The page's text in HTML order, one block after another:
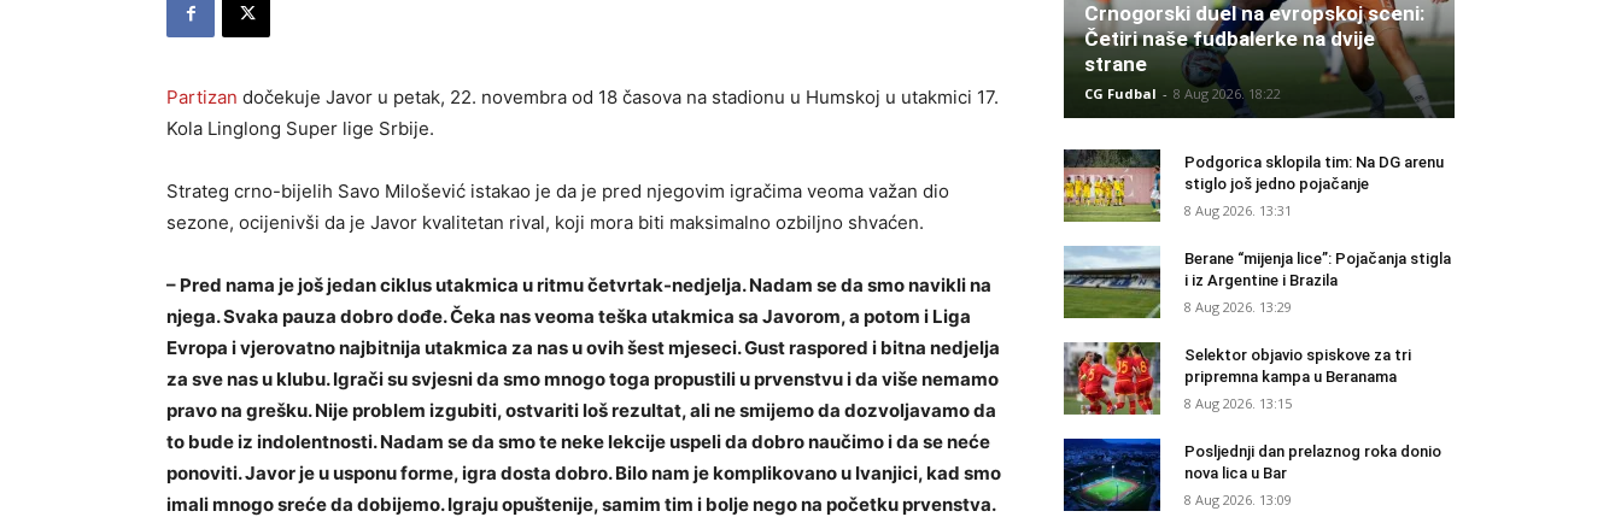
Partizan dočekuje Javor u petak, 22. novembra od 18 časova na stadionu u Humskoj u utakmici 17.
Kola Linglong Super lige Srbije.
Strateg crno-bijelih Savo Milošević istakao je da je pred njegovim igračima veoma važan dio
sezone, ocijenivši da je Javor kvalitetan rival, koji mora biti maksimalno ozbiljno shvaćen.
– Pred nama je još jedan ciklus utakmica u ritmu četvrtak-nedjelja. Nadam se da smo navikli na
njega. Svaka pauza dobro dođe. Čeka nas veoma teška utakmica sa Javorom, a potom i Liga
Evropa i vjerovatno najbitnija utakmica za nas u ovih šest mjeseci. Gust raspored i bitna nedjelja
za sve nas u klubu. Igrači su svjesni da smo mnogo toga propustili u prvenstvu i da više nemamo
pravo na grešku. Nije problem izgubiti, ostvariti loš rezultat, ali ne smijemo da dozvoljavamo da
to bude iz indolentnosti. Nadam se da smo te neke lekcije uspeli da dobro naučimo i da se neće
ponoviti. Javor je u usponu forme, igra dosta dobro. Bilo nam je komplikovano u Ivanjici, kad smo
imali mnogo sreće da dobijemo. Igraju opuštenije, samim tim i bolje nego na početku prvenstva.
Crnogorski duel na evropskoj sceni:
Četiri naše fudbalerke na dvije
strane
CG Fudbal - 8 Aug 2026. 18:22
Podgorica sklopila tim: Na DG arenu
stiglo još jedno pojačanje
8 Aug 2026. 13:31
Berane “mijenja lice”: Pojačanja stigla
i iz Argentine i Brazila
8 Aug 2026. 13:29
Selektor objavio spiskove za tri
pripremna kampa u Beranama
8 Aug 2026. 13:15
Posljednji dan prelaznog roka donio
nova lica u Bar
8 Aug 2026. 13:09